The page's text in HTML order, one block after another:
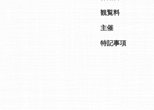
観覧料
主催
特記事項